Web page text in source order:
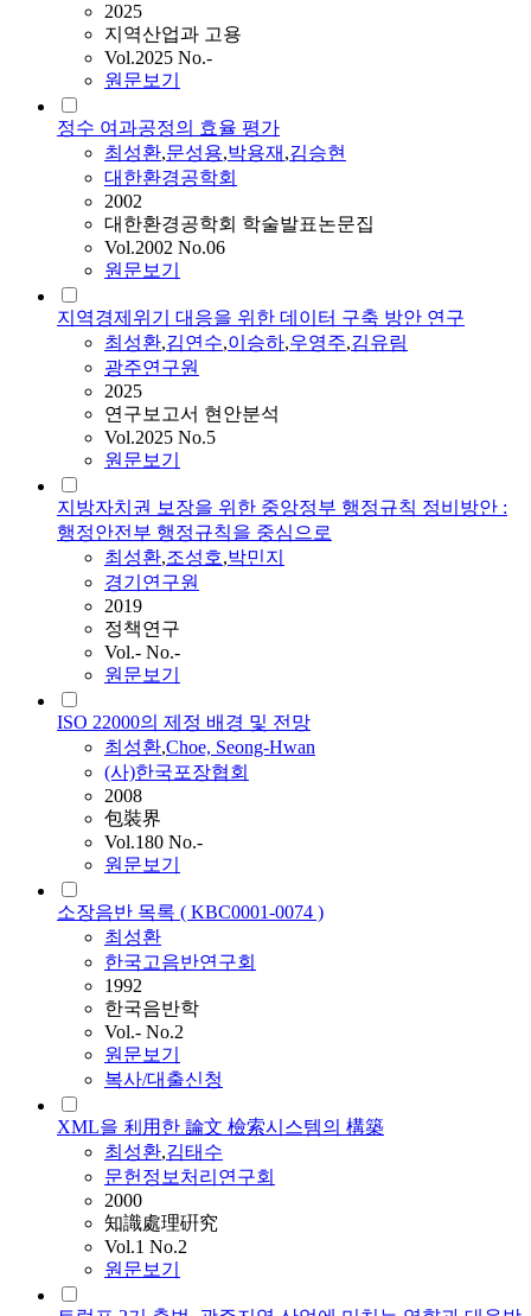
2025
지역산업과 고용
Vol.2025 No.-
원문보기
정수 여과공정의 효율 평가
최성환,문성용,박용재 ,김승현
대한환경공학회
2002
대한환경공학회 학술발표논문집
Vol.2002 No.06
원문보기
지역경제위기 대응을 위한 데이터 구축 방안 연구
최성환,김연수,이승하,우영주,김유림
광주연구원
2025
연구보고서 현안분석
Vol.2025 No.5
원문보기
지방자치권 보장을 위한 중앙정부 행정규칙 정비방안 :
행정안전부 행정규칙을 중심으로
최성환,조성호,박민지
경기연구원
2019
정책연구
Vol.- No.-
원문보기
ISO 22000의 제정 배경 및 전망
최성환,Choe, Seong-Hwan
(사)한국포장협회
2008
包裝界
Vol.180 No.-
원문보기
소장음반 목록 ( KBC0001-0074 )
최성환
한국고음반연구회
1992
한국음반학
Vol.- No.2
원문보기
복사/대출신청
XML을 利用한 論文 檢索시스템의 構築
최성환,김태수
문헌정보처리연구회
2000
知識處理硏究
Vol.1 No.2
원문보기